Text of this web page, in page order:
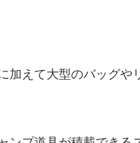
加えて大型のバッグや